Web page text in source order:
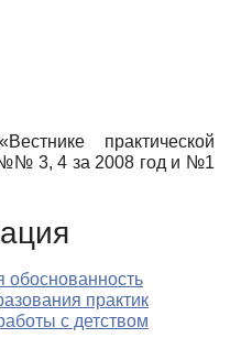
практической
№№ 3, 4 за 2008 год и №1
обоснованность
практик
с детством